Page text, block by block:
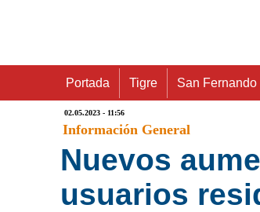
Portada Tigre San Fernando
02.05.2023 - 11:56
Información General
Nuevos
usuarios